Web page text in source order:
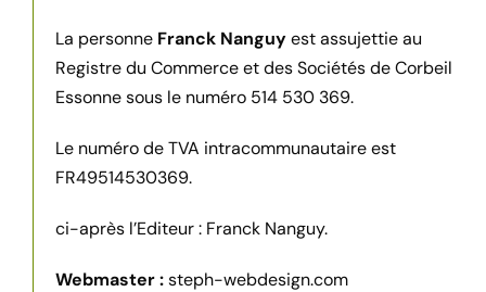
La personne Franck Nanguyest assujettie au
Registre du Commerce et des Sociétés de Corbeil
Essonne sous le numéro 514 530 369.
Le numéro de TVA intracommunautaire est
FR49514530369.
ci-après l’Editeur : Franck Nanguy.
Webmaster :steph-webdesign.com